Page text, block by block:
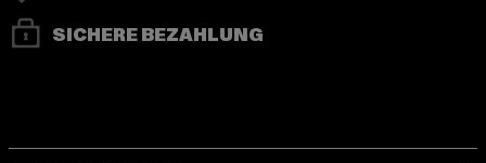
SICHERE BEZAHLUNG